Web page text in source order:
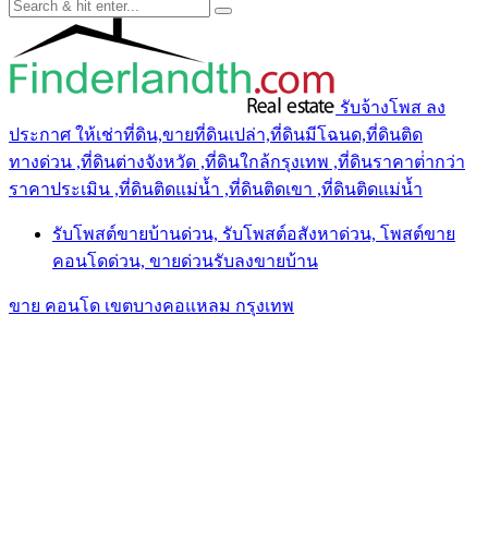
รับจ้างโพส ลง
ประกาศ ให้เช่าที่ดิน,ขายที่ดินเปล่า,ที่ดินมีโฉนด,ที่ดินติด
ทางด่วน ,ที่ดินต่างจังหวัด ,ที่ดินใกล้กรุงเทพ ,ที่ดินราคาต่ํากว่า
ราคาประเมิน ,ที่ดินติดแม่น้ำ ,ที่ดินติดเขา ,ที่ดินติดแม่น้ำ
รับโพสต์ขายบ้านด่วน, รับโพสต์อสังหาด่วน, โพสต์ขาย
คอนโดด่วน, ขายด่วนรับลงขายบ้าน
ขาย คอนโด เขตบางคอแหลม กรุงเทพ